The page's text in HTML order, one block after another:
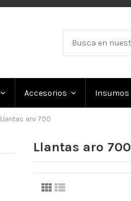
Accesorios Insumos
Llantas aro 700
Llantas aro 700